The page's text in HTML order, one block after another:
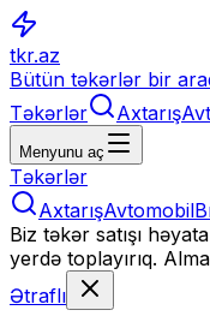
tkr.az
Bütün təkərlər bir
Təkərlər
Axtarış
Menyunu aç
Təkərlər
AxtarışAvtomobil
Biz təkər satışı
yerdə toplayırıq.
Ətraflı